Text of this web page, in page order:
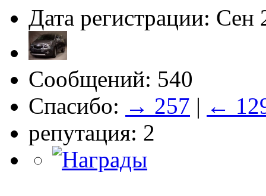
Дата регистрации: Сен
Сообщений: 540
Спасибо: → 257 | ←
репутация: 2